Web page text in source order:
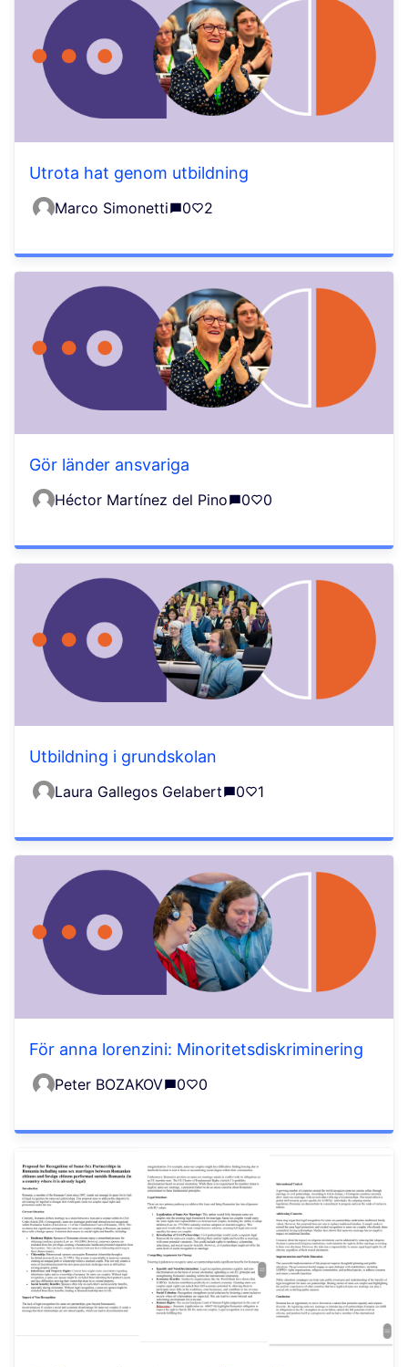
Utrota hat genom utbildning
Marco Simonetti 0 2
Gör länder ansvariga
Héctor Martínez del Pino 0 0
Utbildning i grundskolan
Laura Gallegos Gelabert 0 1
För anna lorenzini: Minoritetsdiskriminering
Peter BOZAKOV 0 0